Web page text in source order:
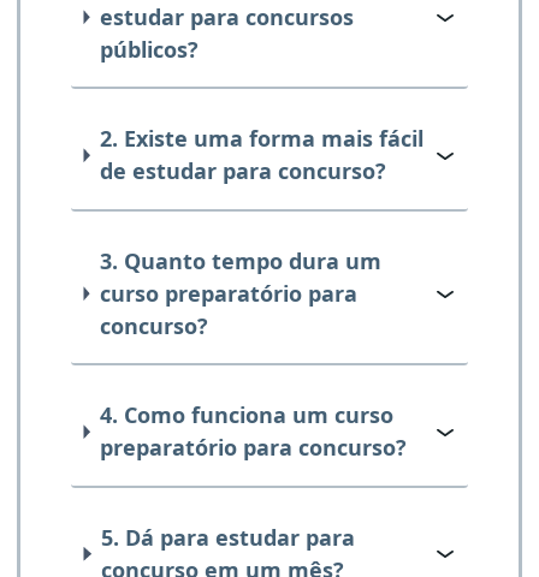
estudar para concursos
públicos?
2. Existe uma forma mais fácil
de estudar para concurso?
3. Quanto tempo dura um
curso preparatório para
concurso?
4. Como funciona um curso
preparatório para concurso?
5. Dá para estudar para
concurso em um mês?